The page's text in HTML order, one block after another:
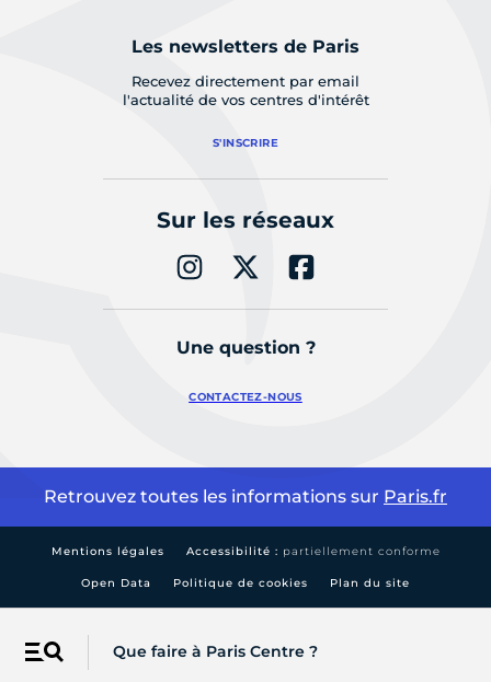
Menu Que faire à Paris Centre ?
Les newsletters de Paris
Recevez directement par email
l'actualité de vos centres d'intérêt
S'INSCRIRE
Sur les réseaux
Une question ?
CONTACTEZ-NOUS
Retrouvez toutes les informations sur Paris.fr
Mentions légales Accessibilité : partiellement conforme
Open Data Politique de cookies Plan du site